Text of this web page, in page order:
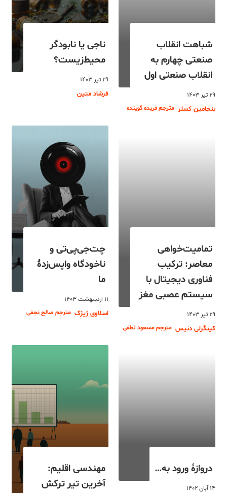
شباهت انقلاب
صنعتی چهارم به
انقلاب صنعتی اول
۲۹ تیر ۱۴۰۳
بنجامین کسلر مترجم فریده گوینده
ناجی یا نابودگر
محیط‌زیست؟
۲۹ تیر ۱۴۰۳
فرشاد متین
تمامیت‌خواهی
معاصر: ترکیب
فناوری دیجیتال با
سیستم عصبی مغز
۲۹ تیر ۱۴۰۳
کینگزلی دنیس مترجم مسعود لطفی
چت‌جی‌پی‌تی و
ناخودگاه واپس‌زدۀ
ما
۱۱ اردیبهشت ۱۴۰۳
اسلاوی ژیژک مترجم صالح نجفی
دروازۀ ورود به…
۱۴ آبان ۱۴۰۲
مهندسی اقلیم:
آخرین تیر ترکش